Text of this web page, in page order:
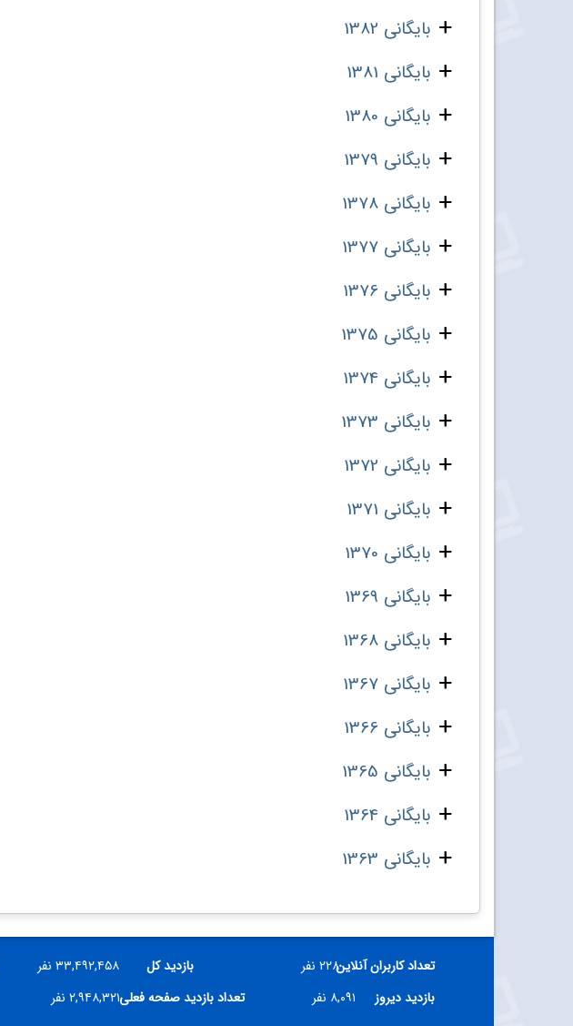
بایگانی 1382
بایگانی 1381
بایگانی 1380
بایگانی 1379
بایگانی 1378
بایگانی 1377
بایگانی 1376
بایگانی 1375
بایگانی 1374
بایگانی 1373
بایگانی 1372
بایگانی 1371
بایگانی 1370
بایگانی 1369
بایگانی 1368
بایگانی 1367
بایگانی 1366
بایگانی 1365
بایگانی 1364
بایگانی 1363
تعداد کاربران آنلاین۲۲۸ نفر بازدید کل ۳۳,۴۹۲,۴۵۸ نفر
بازدید دیروز
۸,۰۹۱ نفر تعداد بازدید صفحه فعلی۲,۹۴۸,۳۲۱ نفر